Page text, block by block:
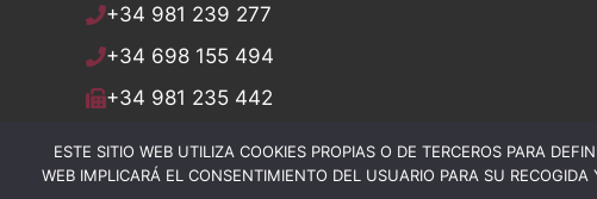
+34 981 239 277
+34 698 155 494
+34 981 235 442
ESTE SITIO WEB UTILIZA COOKIES PROPIAS O DE TERCEROS PARA
WEB IMPLICARÁ EL CONSENTIMIENTO DEL USUARIO PARA SU